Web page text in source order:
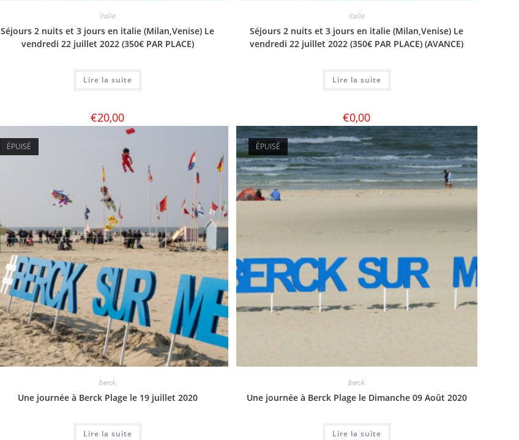
italie
Séjours 2 nuits et 3 jours en italie (Milan,Venise) Le
vendredi 22 juillet 2022 (350€ PAR PLACE)
Lire la suite
italie
Séjours 2 nuits et 3 jours en italie (Milan,Venise) Le
vendredi 22 juillet 2022 (350€ PAR PLACE) (AVANCE)
Lire la suite
€20,00
ÉPUISÉ
berck
Une journée à Berck Plage le 19 juillet 2020
Lire la suite
€0,00
ÉPUISÉ
berck
Une journée à Berck Plage le Dimanche 09 Août 2020
Lire la suite